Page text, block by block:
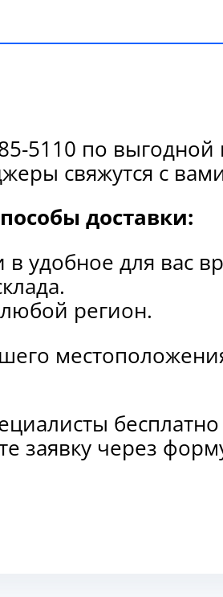
5110 по
свяжутся с
доставки:
удобное для вас
любой регион.
заявку через